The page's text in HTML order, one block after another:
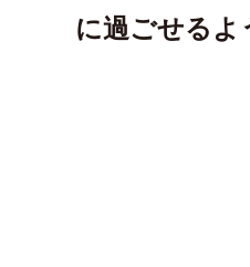
に過ごせるよ